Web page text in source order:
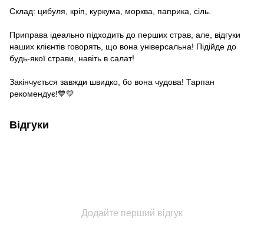
Склад: цибуля, кріп, куркума, морква, паприка, сіль.
Приправа ідеально підходить до перших страв, але, відгуки
наших клієнтів говорять, що вона універсальна! Підійде до
будь-якої страви, навіть в салат!
Закінчується завжди швидко, бо вона чудова! Тарпан
рекомендує!💙💛
Відгуки
Додайте перший відгук